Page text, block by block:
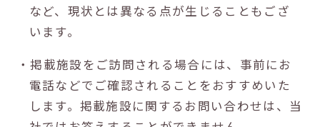
など、現状とは異なる点が生じることもござ
います。
・掲載施設をご訪問される場合には、事前にお
電話などでご確認されることをおすすめいた
します。掲載施設に関するお問い合わせは、当